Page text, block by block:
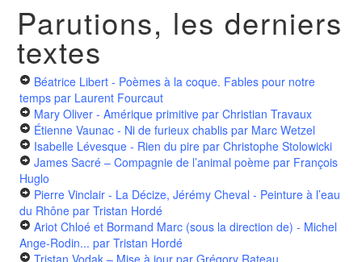
Parutions, les derniers
textes
Béatrice Libert - Poèmes à la coque. Fables pour notre
temps par Laurent Fourcaut
Mary Oliver - Amérique primitive par Christian Travaux
Étienne Vaunac - Ni de furieux chablis par Marc Wetzel
Isabelle Lévesque - Rien du pire par Christophe Stolowicki
James Sacré – Compagnie de l’animal poème par François
Huglo
Pierre Vinclair - La Décize, Jérémy Cheval - Peinture à l’eau
du Rhône par Tristan Hordé
Ariot Chloé et Bormand Marc (sous la direction de) - Michel
Ange-Rodin... par Tristan Hordé